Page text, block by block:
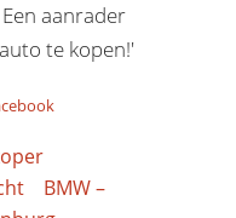
aanrader
te kopen!'
BMW –